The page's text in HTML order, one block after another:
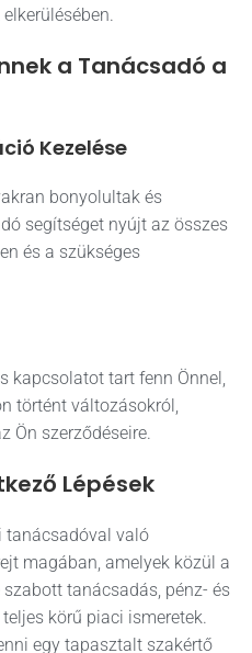
a Tanácsadó a
Kezelése
bonyolultak és
segítséget nyújt az összes
és a szükséges
kapcsolatot tart fenn Önnel,
történt változásokról,
Ön szerződéseire.
Lépések
tanácsadóval való
magában, amelyek közül a
tanácsadás, pénz- és
körű piaci ismeretek.
egy tapasztalt szakértő